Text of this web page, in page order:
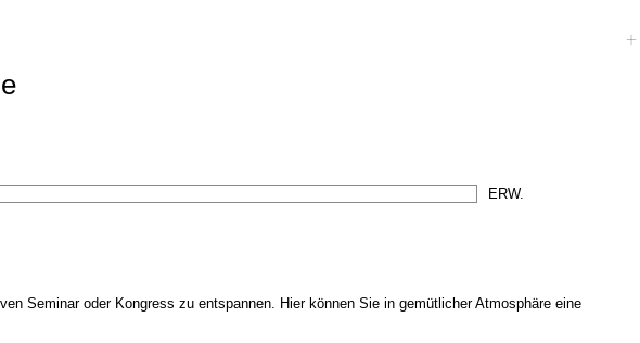
Seminar oder Kongress zu entspannen. Hier können Sie in gemütlicher Atmosphäre eine